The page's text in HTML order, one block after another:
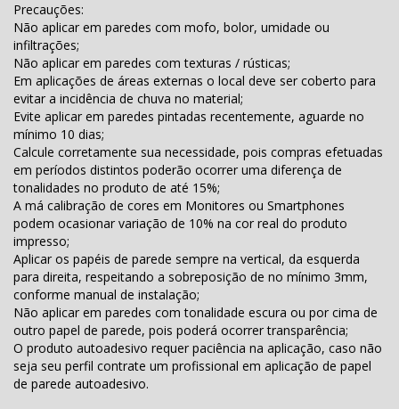
Precauções:
Não aplicar em paredes com mofo, bolor, umidade ou
infiltrações;
Não aplicar em paredes com texturas / rústicas;
Em aplicações de áreas externas o local deve ser coberto para
evitar a incidência de chuva no material;
Evite aplicar em paredes pintadas recentemente, aguarde no
mínimo 10 dias;
Calcule corretamente sua necessidade, pois compras efetuadas
em períodos distintos poderão ocorrer uma diferença de
tonalidades no produto de até 15%;
A má calibração de cores em Monitores ou Smartphones
podem ocasionar variação de 10% na cor real do produto
impresso;
Aplicar os papéis de parede sempre na vertical, da esquerda
para direita, respeitando a sobreposição de no mínimo 3mm,
conforme manual de instalação;
Não aplicar em paredes com tonalidade escura ou por cima de
outro papel de parede, pois poderá ocorrer transparência;
O produto autoadesivo requer paciência na aplicação, caso não
seja seu perfil contrate um profissional em aplicação de papel
de parede autoadesivo.